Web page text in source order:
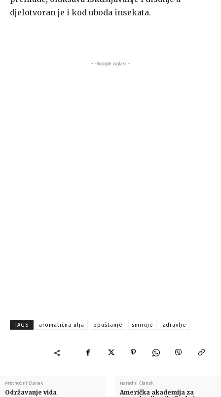
djelotvoran je i kod uboda insekata.
- Google oglasi -
TAGS aromatična ulja opuštanje smiruje zdravlje
Prethodni članak
Održavanje vida
Naredni članak
Američka akademija za